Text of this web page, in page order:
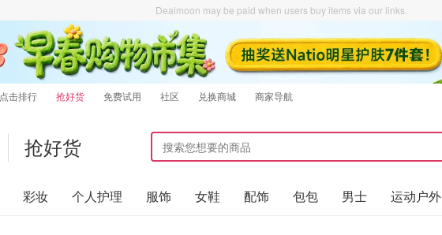
Dealmoon may be paid when users buy items via our links.
点击排行 抢好货 免费试用 社区 兑换商城 商家导航
抢好货
彩妆 个人护理 服饰 女鞋 配饰 包包 男士 运动户外